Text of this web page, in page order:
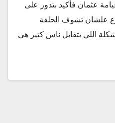
عثمان فأكيد بتدور على
علشان تشوف الحلقة
اللي بتقابل ناس كتير هي